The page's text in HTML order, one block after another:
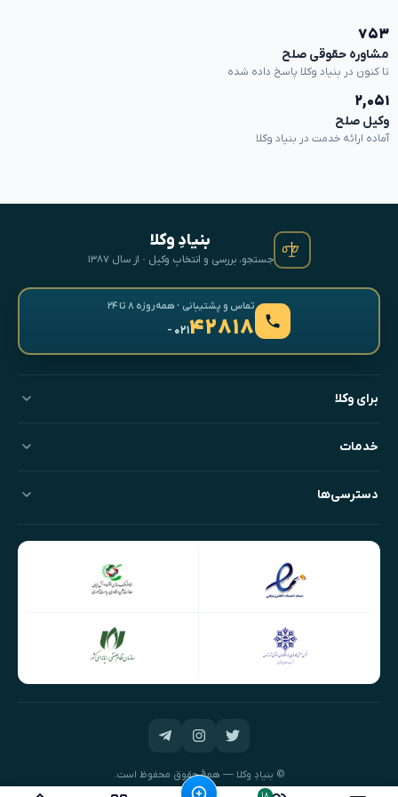
۷۵۳
مشاوره حقوقی صلح
تا کنون در بنیاد وکلا پاسخ داده شده
۲,۰۵۱
وکیل صلح
آماده ارائه خدمت در بنیاد وکلا
بنیادِ وکلا
جستجو، بررسی و انتخابِ وکیل · از سال ۱۳۸۷
تماس و پشتیبانی · همه‌روزه ۸ تا ۲۴
۴۲۸۱۸- ۰۲۱
برای وکلا
خدمات
دسترسی‌ها
© بنیادِ وکلا — همهٔ حقوق محفوظ است.